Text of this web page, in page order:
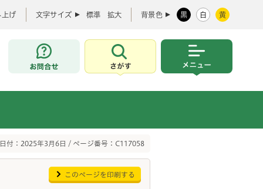
上げ 文字サイズ 標準 拡大 背景色 黒 白 黄
お問合せ
さがす
付：2025年3月6日 / ページ番号：C117058
このページを印刷する